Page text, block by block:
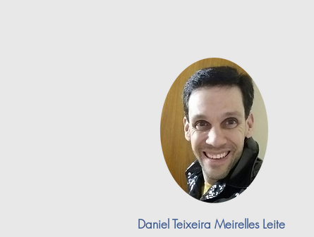
Daniel Teixeira Meirelles Leite